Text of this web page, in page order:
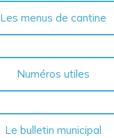
Les menus de cantine
Numéros utiles
Le bulletin municipal